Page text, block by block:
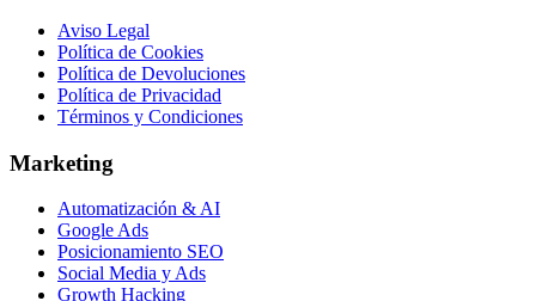
Aviso Legal
Política de Cookies
Política de Devoluciones
Política de Privacidad
Términos y Condiciones
Marketing
Automatización & AI
Google Ads
Posicionamiento SEO
Social Media y Ads
Growth Hacking